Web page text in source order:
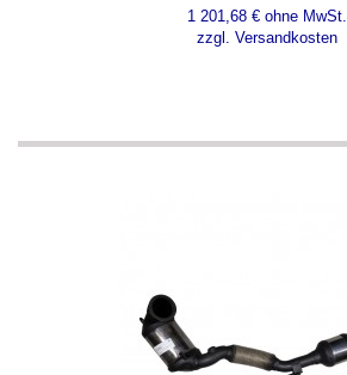
1 201,68 € ohne MwSt.
zzgl. Versandkosten